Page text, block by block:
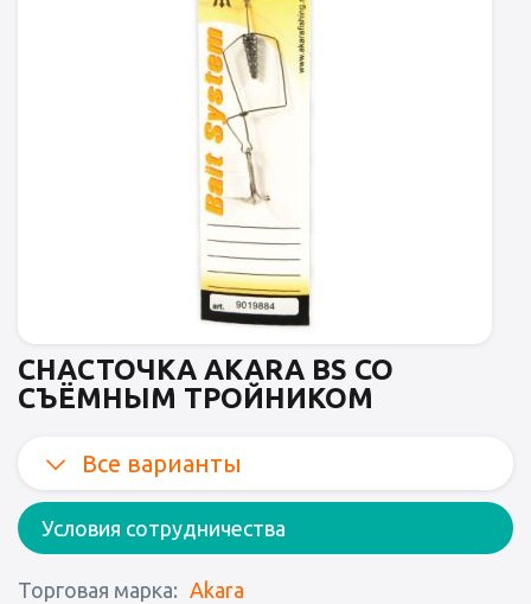
СНАСТОЧКА AKARA BS СО
СЪЁМНЫМ ТРОЙНИКОМ
Все варианты
Условия сотрудничества
Торговая марка: Akara